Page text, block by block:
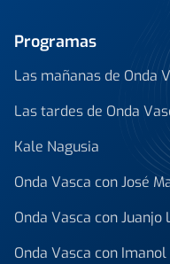
Programas
Las mañanas de Onda
Las tardes de Onda
Kale Nagusia
Onda Vasca con José
Onda Vasca con
Onda Vasca con